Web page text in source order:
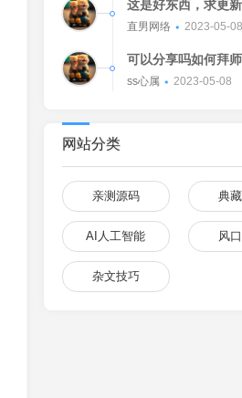
这是好东西，求更新
直男网络 2023-05-08
可以分享吗如何拜
吗[Watermelon]
ss心属 2023-05-08
网站分类
亲测源码 典
AI人工智能 风
杂文技巧